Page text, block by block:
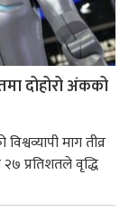
दोहोरो अंकको
माग तीव्र
प्रतिशतले वृद्धि